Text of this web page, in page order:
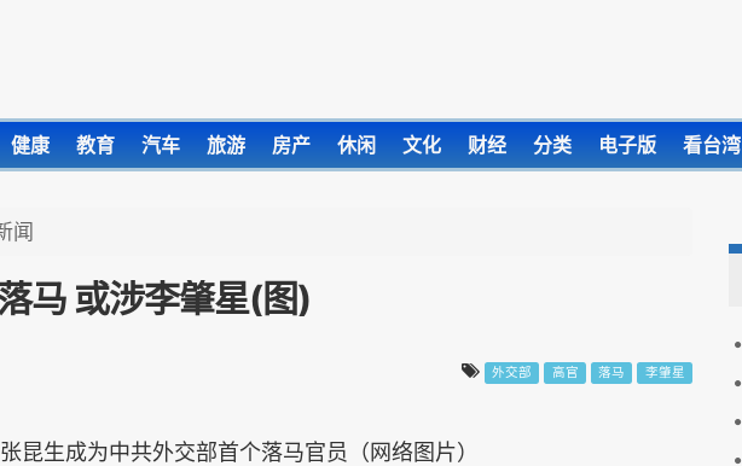
健康 教育 汽车 旅游 房产 休闲 文化 财经 分类 电子版 看台湾
闻
马 或涉李肇星(图)
外交部 高官 落马 李肇星
张昆生成为中共外交部首个落马官员（网络图片）